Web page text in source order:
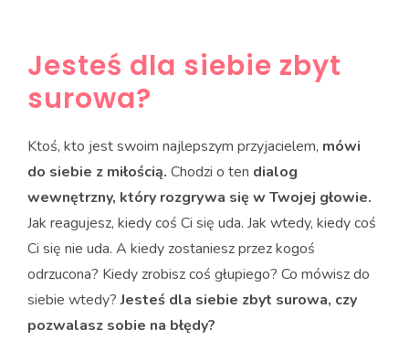
Jesteś dla siebie zbyt
surowa?
Ktoś, kto jest swoim najlepszym przyjacielem, mówi
do siebie z miłością. Chodzi o ten dialog
wewnętrzny, który rozgrywa się w Twojej głowie.
Jak reagujesz, kiedy coś Ci się uda. Jak wtedy, kiedy coś
Ci się nie uda. A kiedy zostaniesz przez kogoś
odrzucona? Kiedy zrobisz coś głupiego? Co mówisz do
siebie wtedy?Jesteś dla siebie zbyt surowa, czy
pozwalasz sobie na błędy?